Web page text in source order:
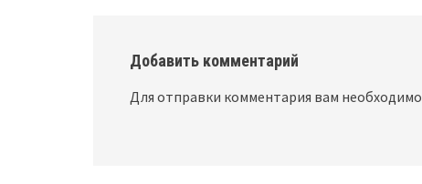
Добавить комментарий
Для отправки комментария вам необходимо